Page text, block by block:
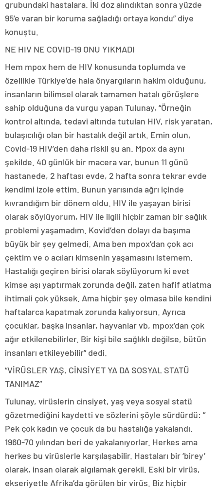
grubundaki hastalara. İki doz alındıktan sonra yüzde
95’e varan bir koruma sağladığı ortaya kondu” diye
konuştu.
NE HIV NE COVID-19 ONU YIKMADI
Hem mpox hem de HIV konusunda toplumda ve
özellikle Türkiye’de hala önyargıların hakim olduğunu,
insanların bilimsel olarak tamamen hatalı görüşlere
sahip olduğuna da vurgu yapan Tulunay, “Örneğin
kontrol altında, tedavi altında tutulan HIV, risk yaratan,
bulaşıcılığı olan bir hastalık değil artık. Emin olun,
Covid-19 HIV’den daha riskli şu an. Mpox da aynı
şekilde. 40 günlük bir macera var, bunun 11 günü
hastanede, 2 haftası evde, 2 hafta sonra tekrar evde
kendimi izole ettim. Bunun yarısında ağrı içinde
kıvrandığım bir dönem oldu. HIV ile yaşayan birisi
olarak söylüyorum, HIV ile ilgili hiçbir zaman bir sağlık
problemi yaşamadım. Kovid’den dolayı da başıma
büyük bir şey gelmedi. Ama ben mpox’dan çok acı
çektim ve o acıları kimsenin yaşamasını istemem.
Hastalığı geçiren birisi olarak söylüyorum ki evet
kimse aşı yaptırmak zorunda değil, zaten hafif atlatma
ihtimali çok yüksek. Ama hiçbir şey olmasa bile kendini
haftalarca kapatmak zorunda kalıyorsun. Ayrıca
çocuklar, başka insanlar, hayvanlar vb, mpox’dan çok
ağır etkilenebilirler. Bir kişi bile sağlıklı değilse, bütün
insanları etkileyebilir” dedi.
“VİRÜSLER YAŞ, CİNSİYET YA DA SOSYAL STATÜ
TANIMAZ”
Tulunay, virüslerin cinsiyet, yaş veya sosyal statü
gözetmediğini kaydetti ve sözlerini şöyle sürdürdü: ”
Pek çok kadın ve çocuk da bu hastalığa yakalandı.
1960-70 yılından beri de yakalanıyorlar. Herkes ama
herkes bu virüslerle karşılaşabilir. Hastaları bir ‘birey’
olarak, insan olarak algılamak gerekli. Eski bir virüs,
ekseriyetle Afrika’da görülen bir virüs. Biz hiçbir